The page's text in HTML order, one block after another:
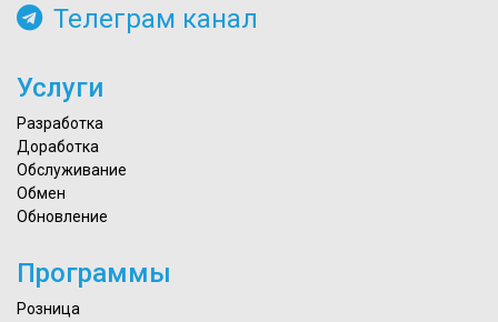
Телеграм канал
Услуги
Разработка
Доработка
Обслуживание
Обмен
Обновление
Программы
Розница